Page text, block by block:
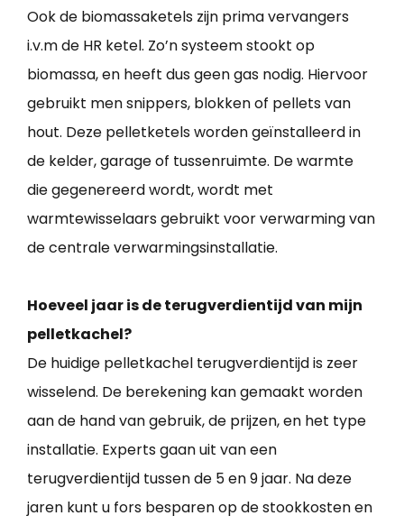
Ook de biomassaketels zijn prima vervangers
i.v.m de HR ketel. Zo’n systeem stookt op
biomassa, en heeft dus geen gas nodig. Hiervoor
gebruikt men snippers, blokken of pellets van
hout. Deze pelletketels worden geïnstalleerd in
de kelder, garage of tussenruimte. De warmte
die gegenereerd wordt, wordt met
warmtewisselaars gebruikt voor verwarming van
de centrale verwarmingsinstallatie.
Hoeveel jaar is de terugverdientijd van mijn
pelletkachel?
De huidige pelletkachel terugverdientijd is zeer
wisselend. De berekening kan gemaakt worden
aan de hand van gebruik, de prijzen, en het type
installatie. Experts gaan uit van een
terugverdientijd tussen de 5 en 9 jaar. Na deze
jaren kunt u fors besparen op de stookkosten en